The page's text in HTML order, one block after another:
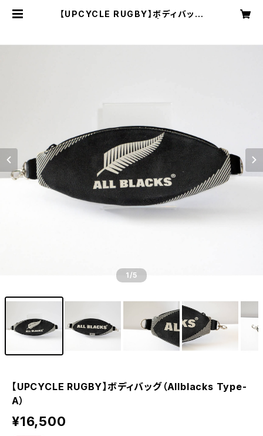
【UPCYCLE RUGBY】ボディバッグ
1/5
【UPCYCLE RUGBY】ボディバッグ（Allblacks Type-
A）
¥16,500